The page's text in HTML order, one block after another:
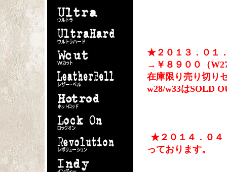
★２０１３．０１
→￥８９００（
在庫限り売り切り
w28/w33はSOLD
★２０１４．０４
っております。